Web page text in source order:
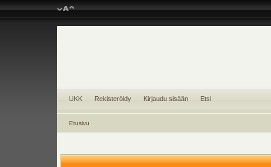
UKK Rekisteröidy Kirjaudu sisään Etsi
Etusivu